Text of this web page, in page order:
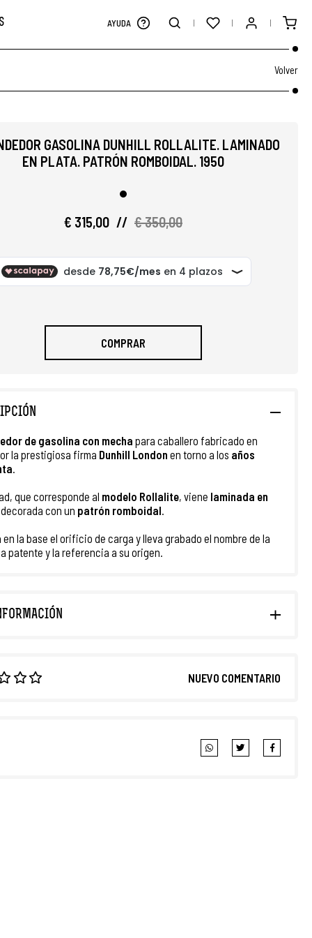
AYUDA
Volver
GASOLINA DUNHILL ROLLALITE. LAMINADO
EN PLATA. PATRÓN ROMBOIDAL. 1950
€ 315,00 // € 350,00
COMPRAR
de gasolina con mecha para caballero fabricado en
la prestigiosa firma Dunhill London en torno a los años
.
que corresponde al modelo Rollalite, viene laminada en
con un patrón romboidal.
en la base el orificio de carga y lleva grabado el nombre de la
patente y la referencia a su origen.
NUEVO COMENTARIO